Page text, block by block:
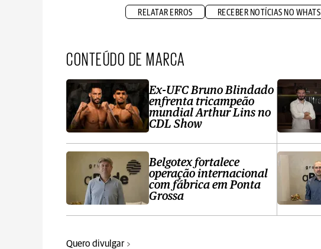
RELATAR ERROS RECEBER NOTÍCIAS NO WHATS
CONTEÚDO DE MARCA
Ex-UFC Bruno Blindado
enfrenta tricampeão
mundial Arthur Lins no
CDL Show
Belgotex fortalece
operação internacional
com fábrica em Ponta
Grossa
Quero divulgar